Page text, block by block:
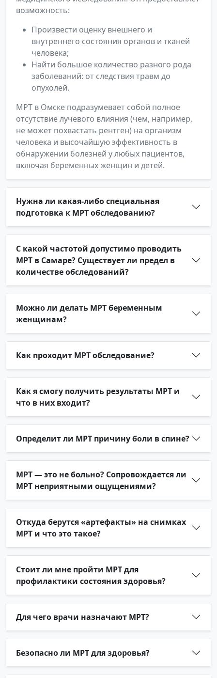
возможность:
Произвести оценку внешнего и
внутреннего состояния органов и тканей
человека;
Найти большое количество разного рода
заболеваний: от следствия травм до
опухолей.
МРТ в Омске подразумевает собой полное
отсутствие лучевого влияния (чем, например,
не может похвастать рентген) на организм
человека и высочайшую эффективность в
обнаружении болезней у любых пациентов,
включая беременных женщин и детей.
Нужна ли какая-либо специальная
подготовка к МРТ обследованию?
С какой частотой допустимо проводить
МРТ в Самаре? Существует ли предел в
количестве обследований?
Можно ли делать МРТ беременным
женщинам?
Как проходит МРТ обследование?
Как я смогу получить результаты МРТ и
что в них входит?
Определит ли МРТ причину боли в спине?
МРТ — это не больно? Сопровождается ли
МРТ неприятными ощущениями?
Откуда берутся «артефакты» на снимках
МРТ и что это такое?
Стоит ли мне пройти МРТ для
профилактики состояния здоровья?
Для чего врачи назначают МРТ?
Безопасно ли МРТ для здоровья?